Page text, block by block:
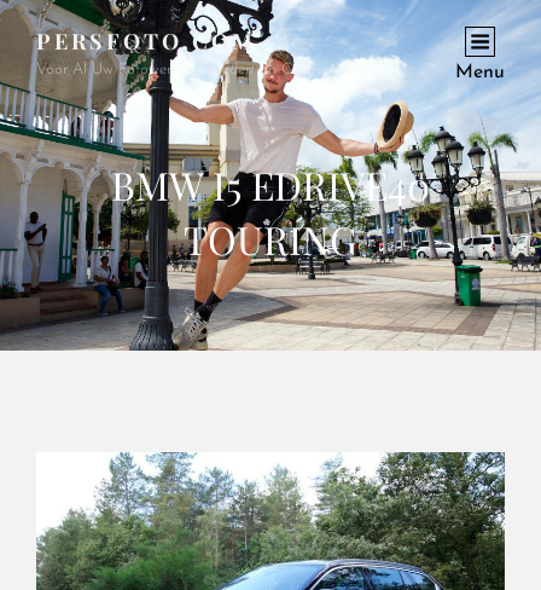
PERSFOTO.COM
Voor Al Uw Fotowerkzaamheden En Opdrachten Menu
BMW I5 EDRIVE40
TOURING